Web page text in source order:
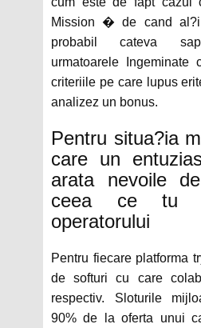
Mission � de cand al?i
probabil cateva
urmatoarele Ingeminate
criteriile pe care lupus
analizez un bonus.
Pentru situa?ia
care un
arata nevoile
ceea ce tu
operatorului
Pentru fiecare platforma
de softuri cu care
respectiv. Sloturile
90% de la oferta unui